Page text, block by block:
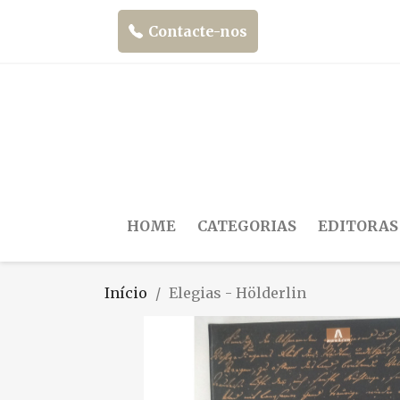
Contacte-nos
HOME CATEGORIAS EDITORAS
Início Elegias - Hölderlin